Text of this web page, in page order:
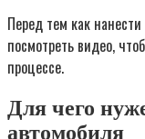
Перед тем как
посмотреть видео,
процессе.
Для чего
автомобиля